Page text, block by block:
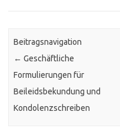
Beitragsnavigation
← Geschäftliche
Formulierungen für
Beileidsbekundung und
Kondolenzschreiben